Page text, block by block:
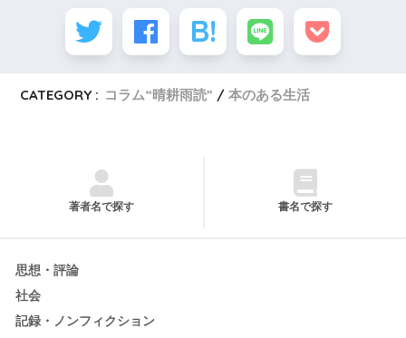
CATEGORY : コラム“晴耕雨読” 本のある生活
著者名で探す 書名で探す
思想・評論
社会
記録・ノンフィクション